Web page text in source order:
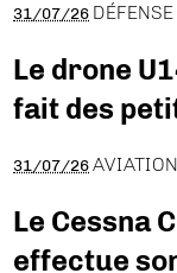
31/07/26 DÉFENSE
Le drone
fait des
31/07/26
Le Cessna
effectue